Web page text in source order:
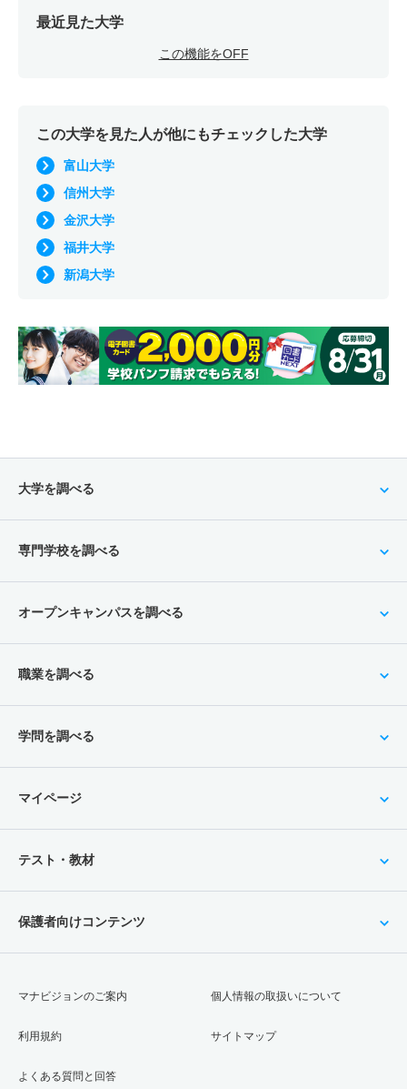
最近見た大学
この機能をOFF
この大学を見た人が他にもチェックした大学
富山大学
信州大学
金沢大学
福井大学
新潟大学
大学を調べる
専門学校を調べる
オープンキャンパスを調べる
職業を調べる
学問を調べる
マイページ
テスト・教材
保護者向けコンテンツ
マナビジョンのご案内
利用規約
よくある質問と回答
個人情報の取扱いについて
サイトマップ